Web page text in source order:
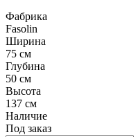
Фабрика
Fasolin
Ширина
75 см
Глубина
50 см
Высота
137 см
Наличие
Под заказ